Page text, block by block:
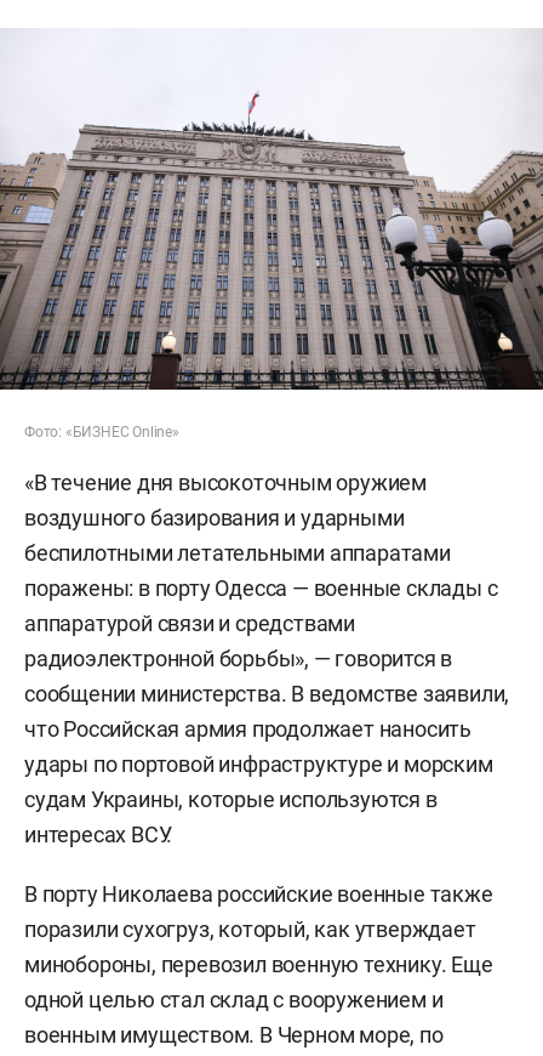
Фото: «БИЗНЕС Online»
«В течение дня высокоточным оружием
воздушного базирования и ударными
беспилотными летательными аппаратами
поражены: в порту Одесса — военные склады с
аппаратурой связи и средствами
радиоэлектронной борьбы», — говорится в
сообщении министерства. В ведомстве заявили,
что Российская армия продолжает наносить
удары по портовой инфраструктуре и морским
судам Украины, которые используются в
интересах ВСУ.
В порту Николаева российские военные также
поразили сухогруз, который, как утверждает
минобороны, перевозил военную технику. Еще
одной целью стал склад с вооружением и
военным имуществом. В Черном море, по